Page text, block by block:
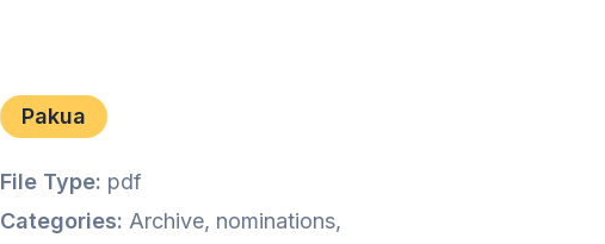
Pakua
File Type: pdf
Categories: Archive, nominations,